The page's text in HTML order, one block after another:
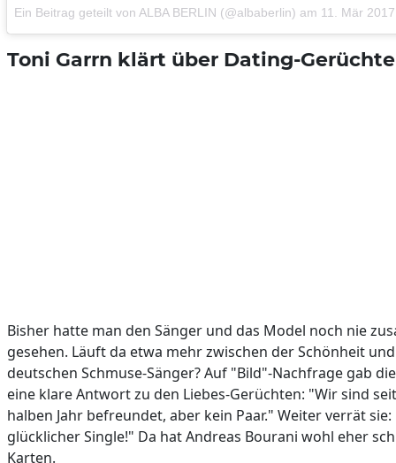
Ein Beitrag geteilt von ALBA BERLIN (@albaberlin) am 11. Mär
Toni Garrn klärt über Dating-
Bisher hatte man den Sänger und das Model noch nie
gesehen. Läuft da etwa mehr zwischen der Schönheit
deutschen Schmuse-Sänger? Auf "Bild"-Nachfrage gab
eine klare Antwort zu den Liebes-Gerüchten: "Wir sind
halben Jahr befreundet, aber kein Paar." Weiter verrät
glücklicher Single!" Da hat Andreas Bourani wohl eher
Karten.